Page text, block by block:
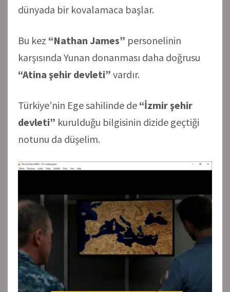
dünyada bir kovalamaca başlar.
Bu kez “Nathan James” personelinin
karşısında Yunan donanması daha doğrusu
“Atina şehir devleti” vardır.
Türkiye’nin Ege sahilinde de “İzmir şehir
devleti” kurulduğu bilgisinin dizide geçtiği
notunu da düşelim.